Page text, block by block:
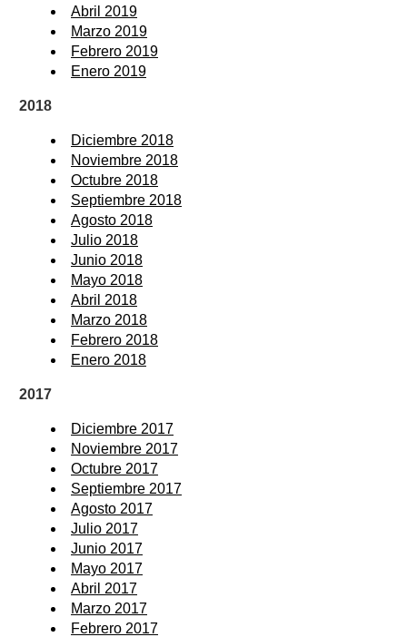
Abril 2019
Marzo 2019
Febrero 2019
Enero 2019
2018
Diciembre 2018
Noviembre 2018
Octubre 2018
Septiembre 2018
Agosto 2018
Julio 2018
Junio 2018
Mayo 2018
Abril 2018
Marzo 2018
Febrero 2018
Enero 2018
2017
Diciembre 2017
Noviembre 2017
Octubre 2017
Septiembre 2017
Agosto 2017
Julio 2017
Junio 2017
Mayo 2017
Abril 2017
Marzo 2017
Febrero 2017